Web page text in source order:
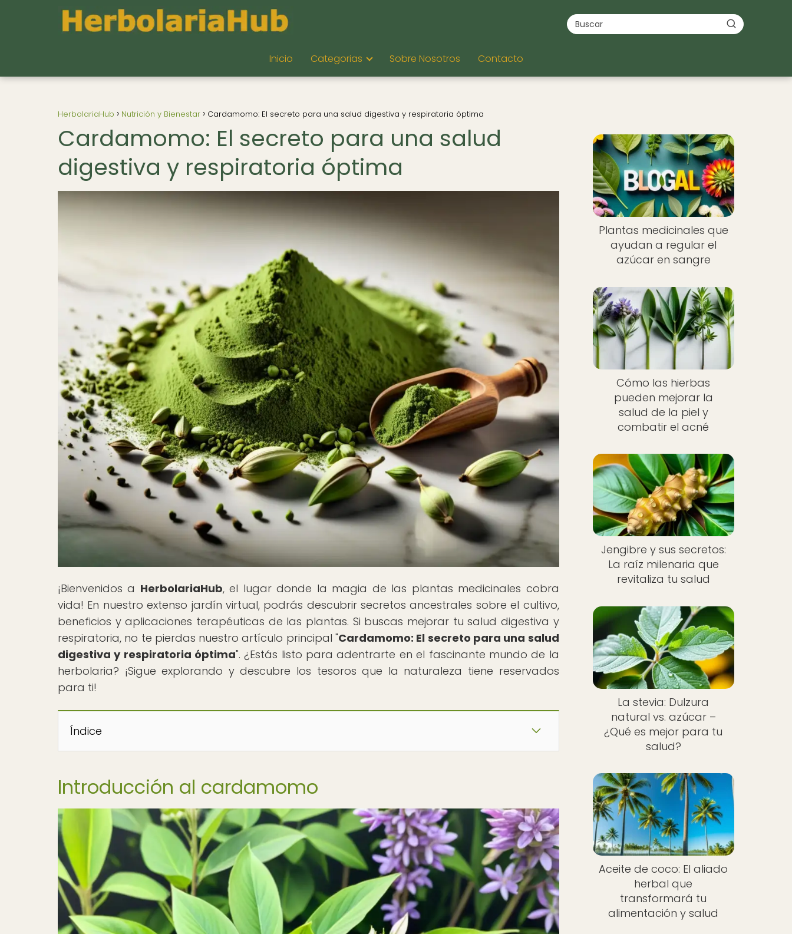
Inicio Categorias Sobre Nosotros Contacto
HerbolariaHub Nutrición y Bienestar Cardamomo: El secreto para una salud digestiva y respiratoria óptima
Cardamomo: El secreto para una salud
digestiva y respiratoria óptima
¡Bienvenidos a HerbolariaHub, el lugar donde la magia de las plantas medicinales cobra
vida! En nuestro extenso jardín virtual, podrás descubrir secretos ancestrales sobre el cultivo,
beneficios y aplicaciones terapéuticas de las plantas. Si buscas mejorar tu salud digestiva y
respiratoria, no te pierdas nuestro artículo principal "Cardamomo: El secreto para una salud
digestiva y respiratoria óptima". ¿Estás listo para adentrarte en el fascinante mundo de la
herbolaria? ¡Sigue explorando y descubre los tesoros que la naturaleza tiene reservados
para ti!
Índice
Introducción al cardamomo
Plantas medicinales que
ayudan a regular el
azúcar en sangre
Cómo las hierbas
pueden mejorar la
salud de la piel y
combatir el acné
Jengibre y sus secretos:
La raíz milenaria que
revitaliza tu salud
La stevia: Dulzura
natural vs. azúcar –
¿Qué es mejor para tu
salud?
Aceite de coco: El aliado
herbal que
transformará tu
alimentación y salud